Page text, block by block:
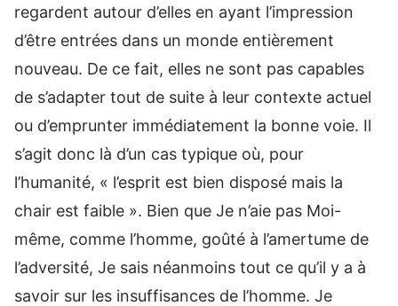
regardent autour d’elles en ayant l’impression
d’être entrées dans un monde entièrement
nouveau. De ce fait, elles ne sont pas capables
de s’adapter tout de suite à leur contexte actuel
ou d’emprunter immédiatement la bonne voie. Il
s’agit donc là d’un cas typique où, pour
l’humanité, « l’esprit est bien disposé mais la
chair est faible ». Bien que Je n’aie pas Moi-
même, comme l’homme, goûté à l’amertume de
l’adversité, Je sais néanmoins tout ce qu’il y a à
savoir sur les insuffisances de l’homme. Je